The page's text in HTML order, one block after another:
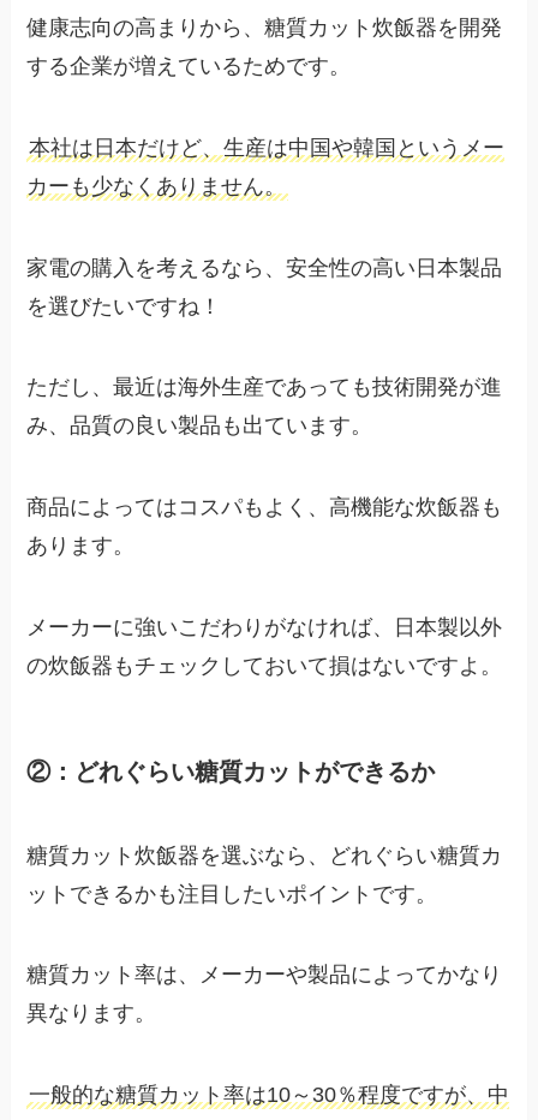
健康志向の高まりから、糖質カット炊飯器を開発
する企業が増えているためです。
本社は日本だけど、生産は中国や韓国というメー
カーも少なくありません。
家電の購入を考えるなら、安全性の高い日本製品
を選びたいですね！
ただし、最近は海外生産であっても技術開発が進
み、品質の良い製品も出ています。
商品によってはコスパもよく、高機能な炊飯器も
あります。
メーカーに強いこだわりがなければ、日本製以外
の炊飯器もチェックしておいて損はないですよ。
②：どれぐらい糖質カットができるか
糖質カット炊飯器を選ぶなら、どれぐらい糖質カ
ットできるかも注目したいポイントです。
糖質カット率は、メーカーや製品によってかなり
異なります。
一般的な糖質カット率は10～30％程度ですが、中